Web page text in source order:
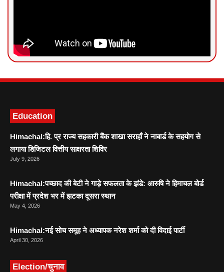
Education
Himachal:हि. प्र राज्य सहकारी बैंक शाखा सराहाँ ने नाबार्ड के सहयोग से
लगाया डिजिटल वित्तीय साक्षरता शिविर
July 9, 2026
Himachal:पच्छाद की बेटी ने गाड़े सफलता के झंडे: आरुषि ने हिमाचल बोर्ड
परीक्षा में प्रदेश भर में झटका दूसरा स्थान
May 4, 2026
Himachal:नई सोच समूह ने अध्यापक नरेश शर्मा को दी विदाई पार्टी
April 30, 2026
Election/चुनाव